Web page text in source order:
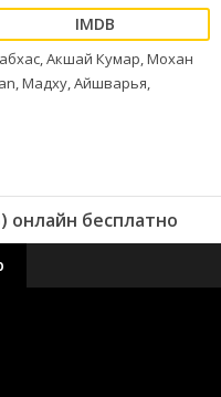
Акшай Кумар, Мохан
Мадху, Айшварья,
онлайн бесплатно